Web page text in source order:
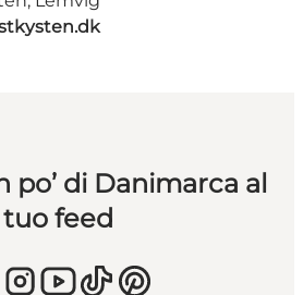
po’ di Danimarca al
tuo feed